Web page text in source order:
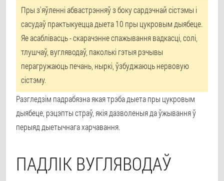
Пры з'яўленні абвастрэнняў з боку сардэчнай сістэмы і
сасудаў практыкуецца дыета 10 пры цукровым дыябеце.
Яе асаблівасць - скарачэнне спажывання вадкасці, солі,
тлушчаў, вугляводаў, паколькі гэтыя рэчывы
перагружаюць печань, ныркі, ўзбуджаюць нервовую
сістэму.
Разгледзім падрабязна якая трэба дыета пры цукровым
дыябеце, рэцэпты страў, якія дазволеныя да ўжывання ў
перыяд дыетычнага харчавання.
ПАДЛІК ВУГЛЯВОДАЎ